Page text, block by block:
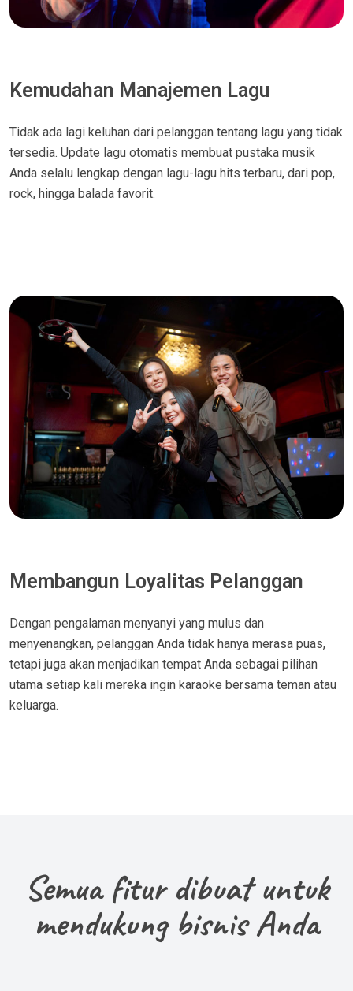
Kemudahan Manajemen Lagu
Tidak ada lagi keluhan dari pelanggan tentang lagu yang tidak
tersedia. Update lagu otomatis membuat pustaka musik
Anda selalu lengkap dengan lagu-lagu hits terbaru, dari pop,
rock, hingga balada favorit.
Membangun Loyalitas Pelanggan
Dengan pengalaman menyanyi yang mulus dan
menyenangkan, pelanggan Anda tidak hanya merasa puas,
tetapi juga akan menjadikan tempat Anda sebagai pilihan
utama setiap kali mereka ingin karaoke bersama teman atau
keluarga.
Semua fitur dibuat untuk
mendukung bisnis Anda